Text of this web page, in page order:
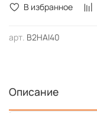
В избранное
арт. B2HAI40
Описание